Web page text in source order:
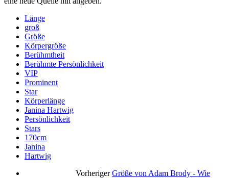
Länge
groß
Größe
Körpergröße
Berühmtheit
Berühmte Persönlichkeit
VIP
Prominent
Star
Körperlänge
Janina Hartwig
Persönlichkeit
Stars
170cm
Janina
Hartwig
Vorheriger Größe von Adam Brody - Wie